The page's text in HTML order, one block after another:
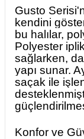
Gusto
kendini
bu halılar,
Polyester
sağlarken,
yapı sunar.
saçak ile
Konfor ve